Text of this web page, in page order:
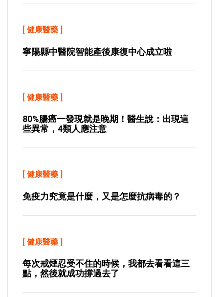
[ 健康醫藥 ]
寧陽縣中醫院智能產後康復中心成立啦
[ 健康醫藥 ]
80%腸癌一發現就是晚期！醫生說：出現這
些異常，4類人應注意
[ 健康醫藥 ]
免疫力究竟是什麼，又是怎麼抗病毒的？
[ 健康醫藥 ]
每次戒煙忍受不住的時候，我都去看看這三
點，然後就成功撐過去了